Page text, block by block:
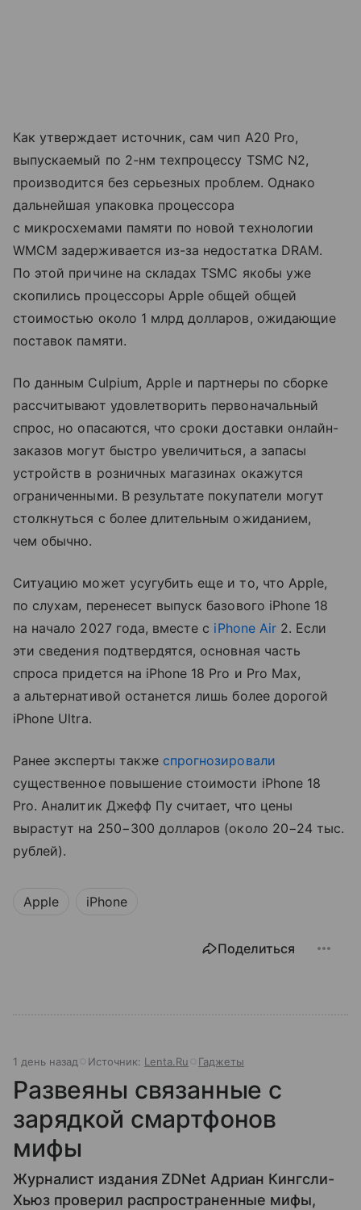
Как утверждает источник, сам чип A20 Pro,
выпускаемый по 2-нм техпроцессу TSMC N2,
производится без серьезных проблем. Однако
дальнейшая упаковка процессора
с микросхемами памяти по новой технологии
WMCM задерживается из-за недостатка DRAM.
По этой причине на складах TSMC якобы уже
скопились процессоры Apple общей общей
стоимостью около 1 млрд долларов, ожидающие
поставок памяти.
По данным Culpium, Apple и партнеры по сборке
рассчитывают удовлетворить первоначальный
спрос, но опасаются, что сроки доставки онлайн-
заказов могут быстро увеличиться, а запасы
устройств в розничных магазинах окажутся
ограниченными. В результате покупатели могут
столкнуться с более длительным ожиданием,
чем обычно.
Ситуацию может усугубить еще и то, что Apple,
по слухам, перенесет выпуск базового iPhone 18
на начало 2027 года, вместе с iPhone Air2. Если
эти сведения подтвердятся, основная часть
спроса придется на iPhone 18 Pro и Pro Max,
а альтернативой останется лишь более дорогой
iPhone Ultra.
Ранее эксперты также спрогнозировали
существенное повышение стоимости iPhone 18
Pro. Аналитик Джефф Пу считает, что цены
вырастут на 250−300 долларов (около 20−24 тыс.
рублей).
Apple iPhone
Поделиться
1 день назад Источник: Lenta.Ru Гаджеты
Развеяны связанные с
зарядкой смартфонов
мифы
Журналист издания ZDNet Адриан Кингсли-
Хьюз проверил распространенные мифы,